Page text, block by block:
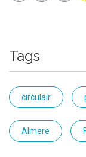
Tags
circulair
Almere